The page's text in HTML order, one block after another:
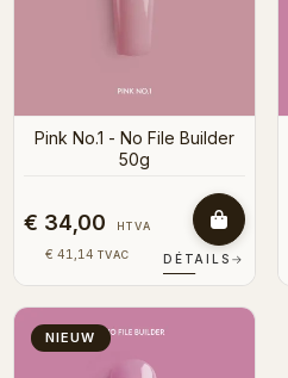
Pink No.1 - No File Builder
50g
€ 34,00 HTVA
€ 41,14 TVAC DÉTAILS →
NIEUW